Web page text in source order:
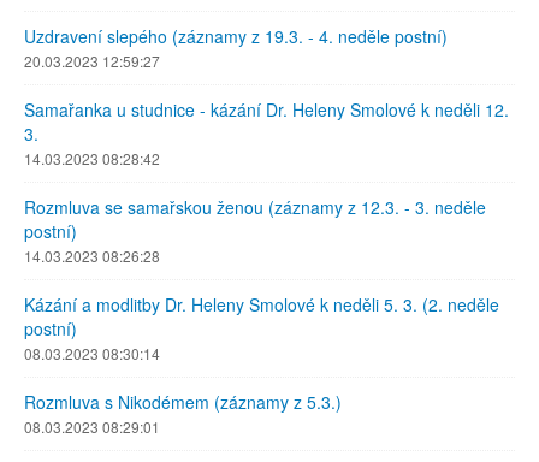
Uzdravení slepého (záznamy z 19.3. - 4. neděle postní)
20.03.2023 12:59:27
Samařanka u studnice - kázání Dr. Heleny Smolové k neděli 12.
3.
14.03.2023 08:28:42
Rozmluva se samařskou ženou (záznamy z 12.3. - 3. neděle
postní)
14.03.2023 08:26:28
Kázání a modlitby Dr. Heleny Smolové k neděli 5. 3. (2. neděle
postní)
08.03.2023 08:30:14
Rozmluva s Nikodémem (záznamy z 5.3.)
08.03.2023 08:29:01